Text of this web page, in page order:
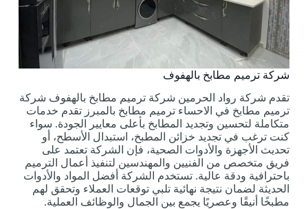
شركة ترميم مطابخ بالهفوف
تقدم شركة رواد الحرمين شركة ترميم مطابخ بالهفوف شركة
ترميم مطابخ في الاحساء ترميم مطابخ بالمبرز تقدم خدمات
متكاملة لتحسين وتجديد المطابخ بأعلى معايير الجودة. سواء
كنت ترغب في تجديد خزائن المطبخ، استبدال الأسطح، أو
تحديث الأجهزة والأدوات الصحية، فإن الشركة تعتمد على
فريق متخصص من الفنيين والمهندسين لتنفيذ أعمال الترميم
باحترافية ودقة عالية. تستخدم الشركة أفضل المواد والأدوات
الحديثة لضمان نتيجة نهائية تلبي توقعات العملاء وتحقق لهم
مطبخًا أنيقًا وعصريًا يجمع بين الجمال والوظائف العملية.